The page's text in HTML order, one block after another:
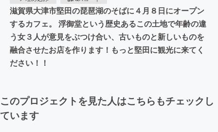
滋賀県大津市堅田の琵琶湖のそばに４月８日にオープン
するカフェ。 浮御堂という歴史あるこの土地で年齢の違
う女３人が意見をぶつけ合い、古いものと新しいものを
融合させたお店を作ります！もっと堅田に観光に来てく
ださい！！
このプロジェクトを見た人はこちらもチェックし
ています